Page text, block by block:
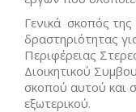
Γενικά σκοπός της
δραστηριότητας
Περιφέρειας
Διοικητικού
σκοπού αυτού και
εξωτερικού.